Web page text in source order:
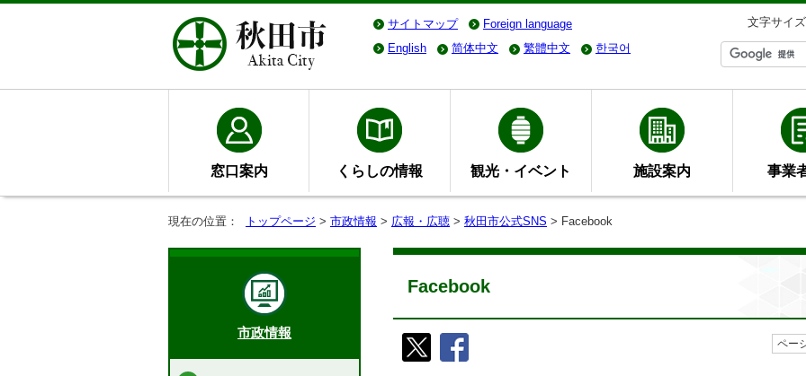
サイトマップ Foreign language
文字サイズ
English
简体中文 繁體中文 한국어
窓口案内 くらしの情報 観光・イベント 施設案内 事業
現在の位置： トップページ > 市政情報 > 広報・広聴 > 秋田市公式SNS > Facebook
Facebook
ペー
市政情報